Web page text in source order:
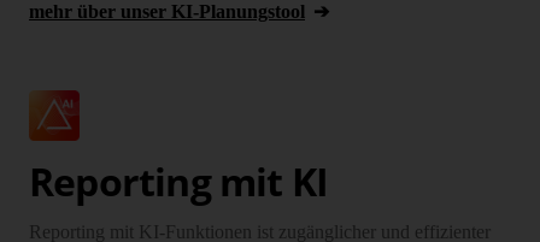
mehr über unser KI-Planungstool
Reporting mit KI
Reporting mit KI-Funktionen ist zugänglicher und effizienter